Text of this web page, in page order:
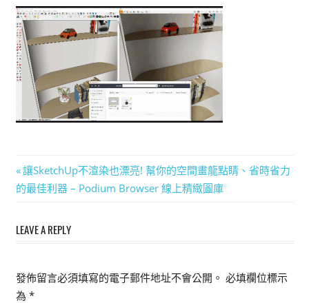
方
式,
人
人
的
3D
文
章
導
Previous
Post:
讓SketchUp不渲染也漂亮! 幫你的空間畫龍點睛、省時省力
的最佳利器 – Podium Browser 線上精緻圖庫
LEAVE A REPLY
發佈留言必須填寫的電子郵件地址不會公開。 必填欄位標示
為 *